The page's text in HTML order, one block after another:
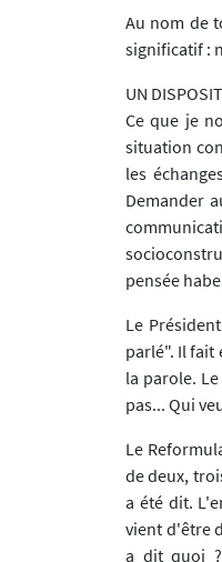
Au nom de
significatif :
UN
Ce que je
situation
les
Demander
pensée
Le
parlé". Il fait
la parole.
pas... Qui
Le
de deux,
a été dit.
vient d'être
a dit quoi